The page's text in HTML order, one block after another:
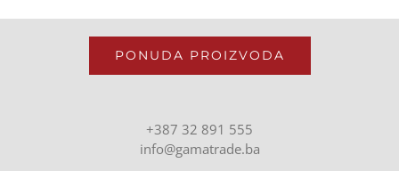
PONUDA PROIZVODA
+387 32 891 555
info@gamatrade.ba